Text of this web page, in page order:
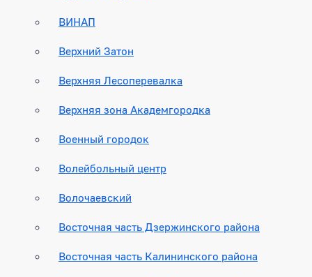
ВИНАП
Верхний Затон
Верхняя Лесоперевалка
Верхняя зона Академгородка
Военный городок
Волейбольный центр
Волочаевский
Восточная часть Дзержинского района
Восточная часть Калининского района